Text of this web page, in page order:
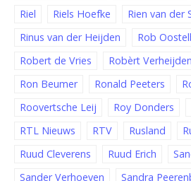
Riel
Riels Hoefke Rien van der
Rinus van der Heijden
Rob
Robert de Vries
Robèrt Verheijden
Ron Beumer
Ronald Peeters
Roovertsche Leij
Roy Donders
RTL Nieuws
RTV Rusland
Ruud Cleverens
Ruud Erich
Sander Verhoeven
Sandra